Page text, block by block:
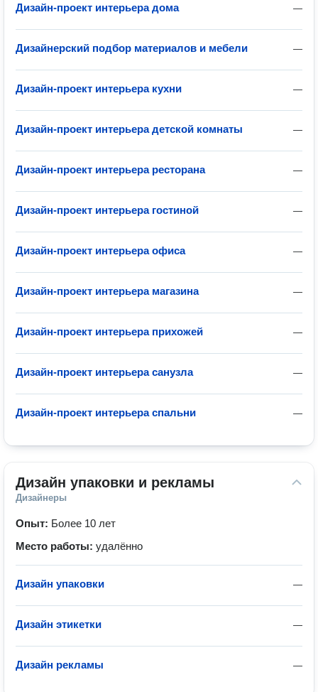
—
Дизайн-проект интерьера дома
—
Дизайнерский подбор материалов и мебели
—
Дизайн-проект интерьера кухни
—
Дизайн-проект интерьера детской комнаты
—
Дизайн-проект интерьера ресторана
—
Дизайн-проект интерьера гостиной
—
Дизайн-проект интерьера офиса
—
Дизайн-проект интерьера магазина
—
Дизайн-проект интерьера прихожей
—
Дизайн-проект интерьера санузла
—
Дизайн-проект интерьера спальни
Дизайн упаковки и рекламы
Дизайнеры
Опыт: Более 10 лет
Место работы: удалённо
—
Дизайн упаковки
—
Дизайн этикетки
—
Дизайн рекламы